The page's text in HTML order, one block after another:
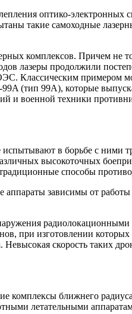
оптико-электронных
такие самоходные
комплексов. Причем не
лазеры продолжили
Классическим примером
(тип 99A), которые
и военной техники
испытывают в борьбе с ними
высокоточных
способы
зависимы от работы
при изготовлении которых
скорость таких
комплексы ближнего
летательными